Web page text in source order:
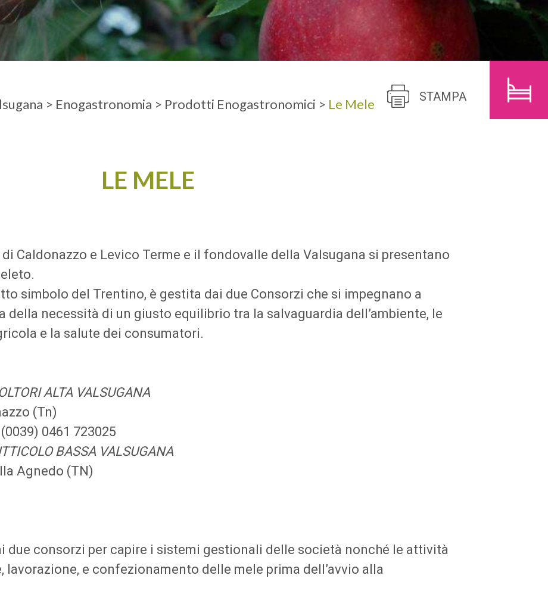
ADULTI BAMBINI
CERCA
> Enogastronomia > Prodotti Enogastronomici > Le Mele STAMPA
LE MELE
Caldonazzo e Levico Terme e il fondovalle della Valsugana si presentano
simbolo del Trentino, è gestita dai due Consorzi che si impegnano a
necessità di un giusto equilibrio tra la salvaguardia dell’ambiente, le
e la salute dei consumatori.
ALTA VALSUGANA
(Tn)
0461 723025
BASSA VALSUGANA
Agnedo (TN)
due consorzi per capire i sistemi gestionali delle società nonché le attività
lavorazione, e confezionamento delle mele prima dell’avvio alla